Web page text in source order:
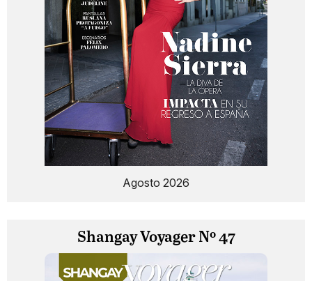
Agosto 2026
Shangay Voyager Nº 47